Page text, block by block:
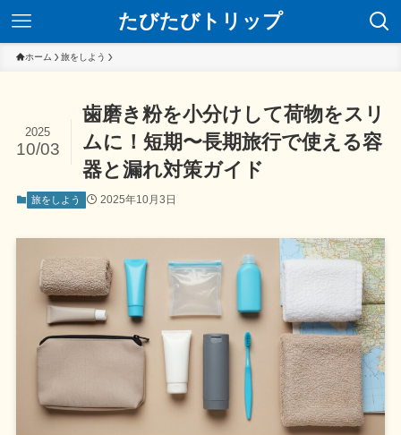
たびたびトリップ
ホーム 旅をしよう
歯磨き粉を小分けして荷物をスリ
ムに！短期〜長期旅行で使える容
器と漏れ対策ガイド
2025
10/03
旅をしよう 2025年10月3日